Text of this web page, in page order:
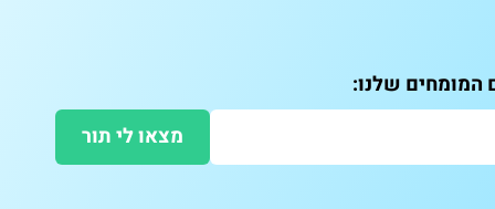
המומחים שלנו:
מצאו לי תור